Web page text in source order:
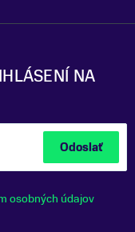
NA
Odoslať
osobných údajov